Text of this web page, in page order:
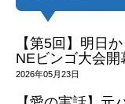
【第5回】明日
NEビンゴ大会開
2026年05月23日